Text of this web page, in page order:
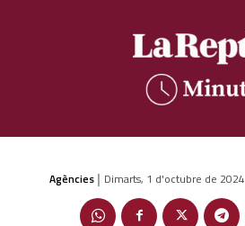
Agències | Dimarts, 1 d'octubre de 2024